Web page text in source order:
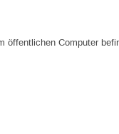
öffentlichen Computer